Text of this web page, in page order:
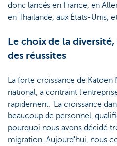
donc lancés en France, en
en Thaïlande, aux États-Unis,
Le choix de la diversité,
des réussites
La forte croissance de Katoen
national, a contraint
rapidement. 'La croissance
beaucoup de personnel,
pourquoi nous avons décidé
migration. Aujourd'hui, nous